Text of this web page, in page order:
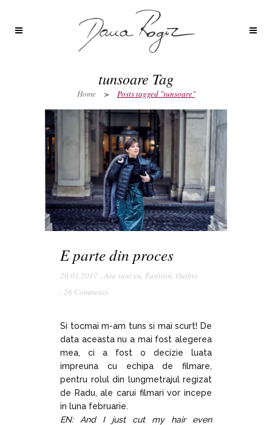
tunsoare Tag
Home > Posts tagged "tunsoare"
E parte din proces
20.01.2017 , Asa sunt eu, Fashion, Outfits
, 26 Comments
Si tocmai m-am tuns si mai scurt! De
data aceasta nu a mai fost alegerea
mea, ci a fost o decizie luata
impreuna cu echipa de filmare,
pentru rolul din lungmetrajul regizat
de Radu, ale carui filmari vor incepe
in luna februarie.
EN: And I just cut my hair even